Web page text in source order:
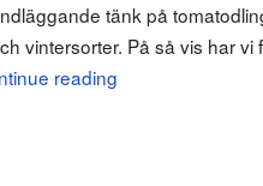
tänk på
vintersorter. På så vis har vi
reading